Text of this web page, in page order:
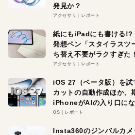
発見か？
アクセサリ レポート
紙にもiPadにも書ける!?
発想ペン「スタイラスツ
ち替え不要がラクすぎた！
アクセサリ レポート
iOS 27（ベータ版）を
カットの自動作成ほか、
iPhoneがAIの入り口に
OS レポート
Insta360のジンバルカ